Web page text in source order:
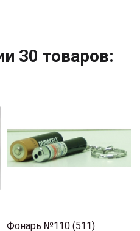
30 товаров:
Фонарь №110 (511)